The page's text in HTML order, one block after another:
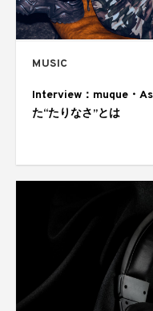
MUSIC
Interview：muque・
た“たりなさ”とは